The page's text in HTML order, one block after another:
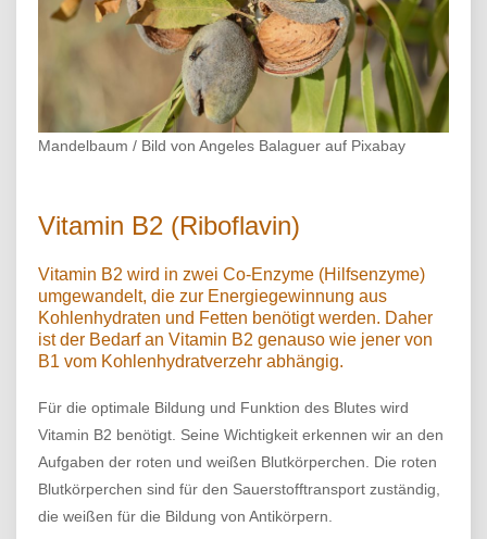
Mandelbaum / Bild von Angeles Balaguer auf Pixabay
Vitamin B2 (Riboflavin)
Vitamin B2 wird in zwei Co-Enzyme (Hilfsenzyme)
umgewandelt, die zur Energiegewinnung aus
Kohlenhydraten und Fetten benötigt werden. Daher
ist der Bedarf an Vitamin B2 genauso wie jener von
B1 vom Kohlenhydratverzehr abhängig.
Für die optimale Bildung und Funktion des Blutes wird
Vitamin B2 benötigt. Seine Wichtigkeit erkennen wir an den
Aufgaben der roten und weißen Blutkörperchen. Die roten
Blutkörperchen sind für den Sauerstofftransport zuständig,
die weißen für die Bildung von Antikörpern.